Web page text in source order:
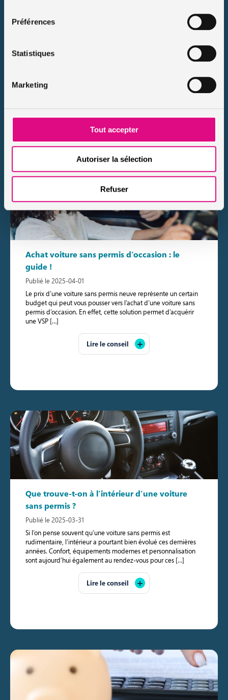
Préférences
Statistiques
Marketing
Tout accepter
Autoriser la sélection
Refuser
Quelles sont les démarches pour vendre une
Publié le 2025-04-02
Les voitures sans permis d’occasion sont recherchées par les
atteindre les 15 000 €. Sans aucun doute, la vente […]
Achat voiture sans permis d’occasion : le
guide !
Publié le 2025-04-01
Le prix d’une voiture sans permis neuve représente un certain
budget qui peut vous pousser vers l’achat d’une voiture sans
permis d’occasion. En effet, cette solution permet d’acquérir
une VSP […]
Lire le conseil
Que trouve-t-on à l’intérieur d’une voiture
sans permis ?
Publié le 2025-03-31
Si l’on pense souvent qu’une voiture sans permis est
rudimentaire, l’intérieur a pourtant bien évolué ces dernières
années. Confort, équipements modernes et personnalisation
sont aujourd’hui également au rendez-vous pour ces […]
Lire le conseil